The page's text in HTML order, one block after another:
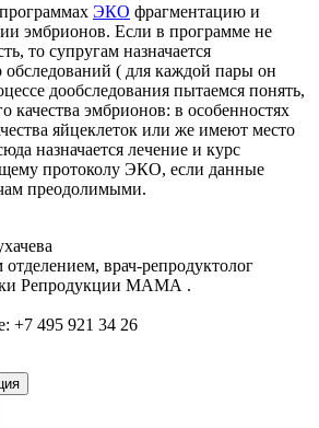
ЭКО фрагментацию и
эмбрионов. Если в программе не
то супругам назначается
обследований ( для каждой пары он
дообследования пытаемся понять,
качества эмбрионов: в особенностях
яйцеклеток или же имеют место
назначается лечение и курс
протоколу ЭКО, если данные
преодолимыми.
врач-репродуктолог
Репродукции МАМА .
+7 495 921 34 26